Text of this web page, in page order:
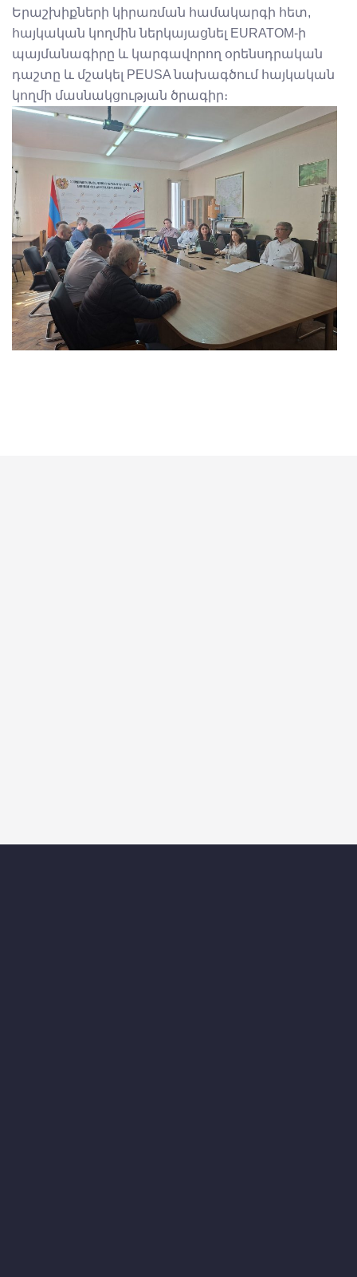
Երաշխիքների կիրառման համակարգի հետ,
հայկական կողմին ներկայացնել EURATOM-ի
պայմանագիրը և կարգավորող օրենսդրական
դաշտը և մշակել PEUSA նախագծում հայկական
կողմի մասնակցության ծրագիր։